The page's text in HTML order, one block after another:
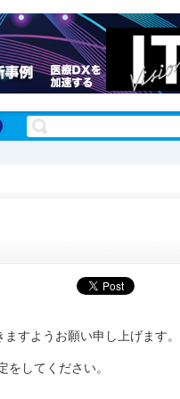
すようお願い申し上げます。
してください。